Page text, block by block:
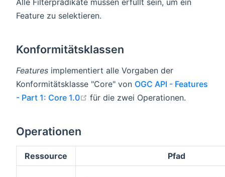
Feature zu selektieren.
Konformitätsklassen
Features implementiert alle Vorgaben der
Konformitätsklasse "Core" von OGC API - Features
- Part 1: Core 1.0
open in new window
für die zwei Operationen.
Operationen
Ressource Pfad